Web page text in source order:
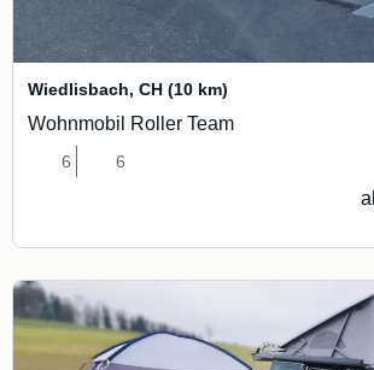
Wiedlisbach, CH (10 km)
Wohnmobil Roller Team
6 6